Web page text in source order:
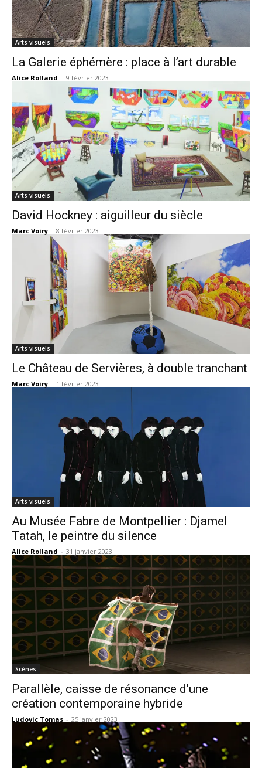
Arts visuels
La Galerie éphémère : place à l’art durable
Alice Rolland - 9 février 2023
Arts visuels
David Hockney : aiguilleur du siècle
Marc Voiry - 8 février 2023
Arts visuels
Le Château de Servières, à double tranchant
Marc Voiry - 1 février 2023
Arts visuels
Au Musée Fabre de Montpellier : Djamel
Tatah, le peintre du silence
Alice Rolland - 31 janvier 2023
Scènes
Parallèle, caisse de résonance d’une
création contemporaine hybride
Ludovic Tomas - 25 janvier 2023